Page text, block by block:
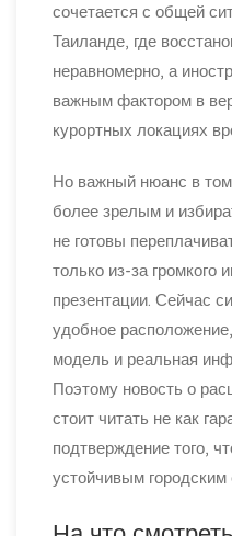
сочетается с общей
Таиланде, где
неравномерно, а
важным фактором в
курортных локациях
Но важный нюанс в
более зрелым и
не готовы
только из-за громкого
презентации. Сейчас
удобное
модель и реальная
Поэтому новость о
стоит читать не как
подтверждение того,
устойчивым городским